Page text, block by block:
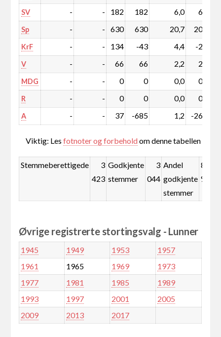
SV - - 182 182 6,0 6,0
Sp - - 630 630 20,7 20,7
KrF - - 134 -43 4,4 -2,4
V - - 66 66 2,2 2,2
MDG - - 0 0 0,0 0,0
R - - 0 0 0,0 0,0
A - - 37 -685 1,2 -26,4
Viktig: Lesfotnoter og forbeholdom denne tabellen
Stemmeberettigede
3
423
Godkjente
stemmer
3
044
Andel
godkjente
stemmer
88,9
%
Øvrige registrerte stortingsvalg - Lunner
1945 1949 1953
1957
1961
1965 1969
1973
1977
1981 1985
1989
1993
1997 2001
2005
2009
2013 2017